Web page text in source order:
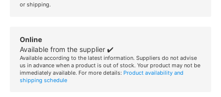
or shipping.
Online
Available from the supplier ✔️
Available according to the latest information. Suppliers do not advise
us in advance when a product is out of stock. Your product may not be
immediately available. For more details: Product availability and
shipping schedule